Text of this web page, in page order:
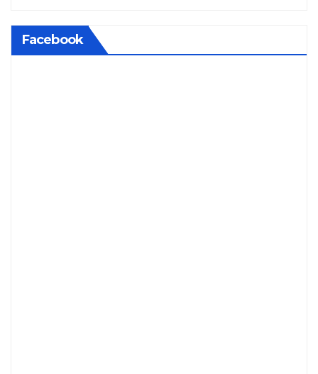
Facebook